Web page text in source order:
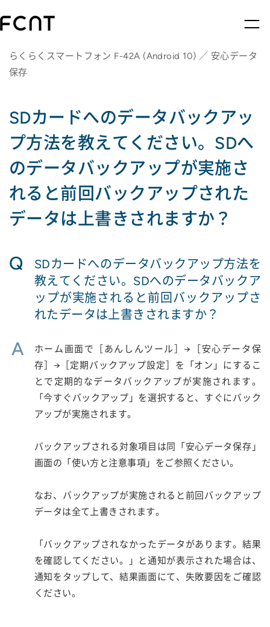
らくらくスマートフォン F-42A (Android 10) ／ 安心データ
保存
SDカードへのデータバックアッ
プ方法を教えてください。SDへ
のデータバックアップが実施さ
れると前回バックアップされた
データは上書きされますか？
Q
SDカードへのデータバックアップ方法を
教えてください。SDへのデータバックア
ップが実施されると前回バックアップさ
れたデータは上書きされますか？
A
ホーム画面で［あんしんツール］→［安心データ保
存］→［定期バックアップ設定］を「オン」にするこ
とで定期的なデータバックアップが実施されます。
「今すぐバックアップ」を選択すると、すぐにバック
アップが実施されます。
バックアップされる対象項目は同「安心データ保存」
画面の「使い方と注意事項」をご参照ください。
なお、バックアップが実施されると前回バックアップ
データは全て上書きされます。
「バックアップされなかったデータがあります。結果
を確認してください。」と通知が表示された場合は、
通知をタップして、結果画面にて、失敗要因をご確認
ください。